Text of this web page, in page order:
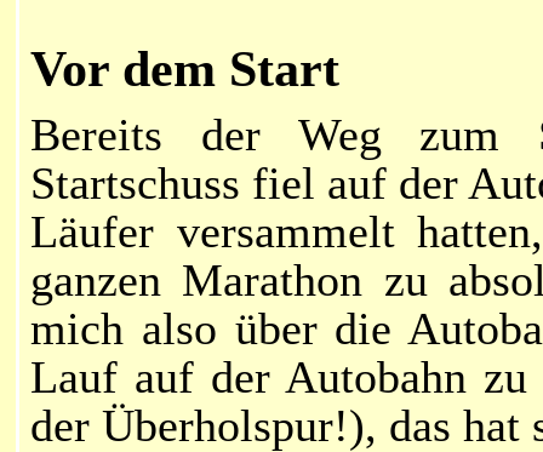
Vor dem Start
Bereits der Weg
Startschuss fiel auf der
Läufer versammelt
ganzen Marathon zu
mich also über die
Lauf auf der Autobahn
der Überholspur!), das hat